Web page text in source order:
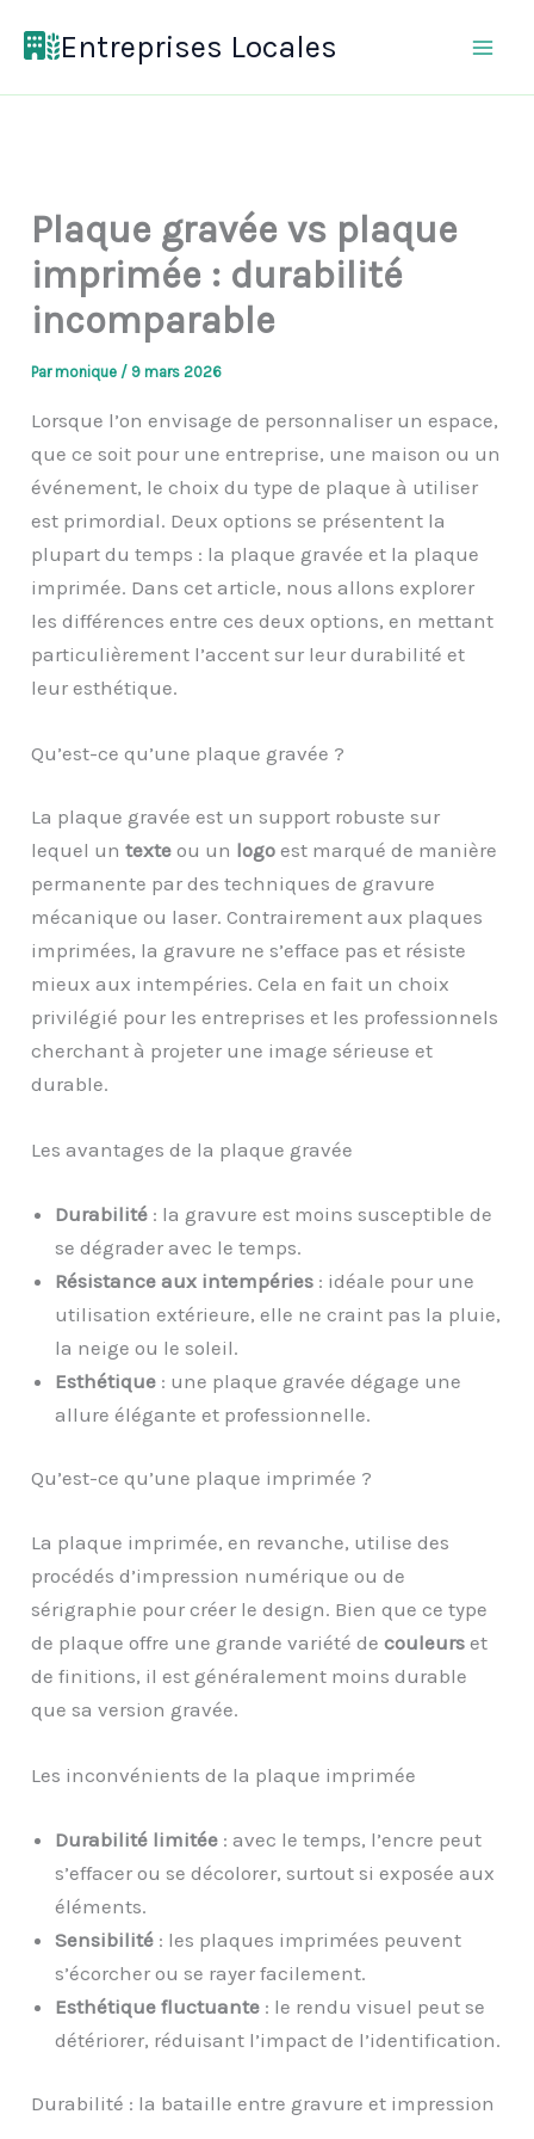
Entreprises Locales
Plaque gravée vs plaque
imprimée : durabilité
incomparable
Parmonique / 9 mars 2026
Lorsque l’on envisage de personnaliser un espace,
que ce soit pour une entreprise, une maison ou un
événement, le choix du type de plaque à utiliser
est primordial. Deux options se présentent la
plupart du temps : la plaque gravée et la plaque
imprimée. Dans cet article, nous allons explorer
les différences entre ces deux options, en mettant
particulièrement l’accent sur leur durabilité et
leur esthétique.
Qu’est-ce qu’une plaque gravée ?
La plaque gravée est un support robuste sur
lequel untexte ou un logo est marqué de manière
permanente par des techniques de gravure
mécanique ou laser. Contrairement aux plaques
imprimées, la gravure ne s’efface pas et résiste
mieux aux intempéries. Cela en fait un choix
privilégié pour les entreprises et les professionnels
cherchant à projeter une image sérieuse et
durable.
Les avantages de la plaque gravée
Durabilité : la gravure est moins susceptible de
se dégrader avec le temps.
Résistance aux intempéries : idéale pour une
utilisation extérieure, elle ne craint pas la pluie,
la neige ou le soleil.
Esthétique : une plaque gravée dégage une
allure élégante et professionnelle.
Qu’est-ce qu’une plaque imprimée ?
La plaque imprimée, en revanche, utilise des
procédés d’impression numérique ou de
sérigraphie pour créer le design. Bien que ce type
de plaque offre une grande variété decouleurs et
de finitions, il est généralement moins durable
que sa version gravée.
Les inconvénients de la plaque imprimée
Durabilité limitée : avec le temps, l’encre peut
s’effacer ou se décolorer, surtout si exposée aux
éléments.
Sensibilité : les plaques imprimées peuvent
s’écorcher ou se rayer facilement.
Esthétique fluctuante : le rendu visuel peut se
détériorer, réduisant l’impact de l’identification.
Durabilité : la bataille entre gravure et impression